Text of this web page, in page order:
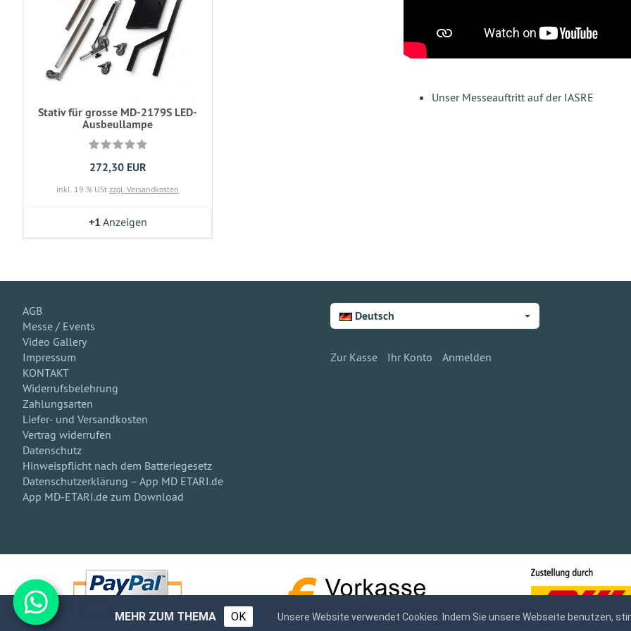
Unser Messeauftritt auf der IASRE
Stativ für grosse MD-2179S LED-
Ausbeullampe
272,30 EUR
inkl. 19 % USt zzgl. Versandkosten
+1 Anzeigen
AGB
Messe / Events
Video Gallery
Impressum
KONTAKT
Widerrufsbelehrung
Zahlungsarten
Liefer- und Versandkosten
Vertrag widerrufen
Datenschutz
Hinweispflicht nach dem Batteriegesetz
Datenschutzerklärung – App MD ETARI.de
App MD-ETARI.de zum Download
Deutsch
Zur Kasse Ihr Konto Anmelden
MEHR ZUM THEMA OK Unsere Website verwendet Cookies. Indem Sie unsere Webseite benutzen,